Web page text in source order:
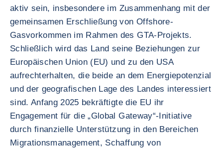
aktiv sein, insbesondere im Zusammenhang mit der
gemeinsamen Erschließung von Offshore-
Gasvorkommen im Rahmen des GTA-Projekts.
Schließlich wird das Land seine Beziehungen zur
Europäischen Union (EU) und zu den USA
aufrechterhalten, die beide an dem Energiepotenzial
und der geografischen Lage des Landes interessiert
sind. Anfang 2025 bekräftigte die EU ihr
Engagement für die „Global Gateway“-Initiative
durch finanzielle Unterstützung in den Bereichen
Migrationsmanagement, Schaffung von